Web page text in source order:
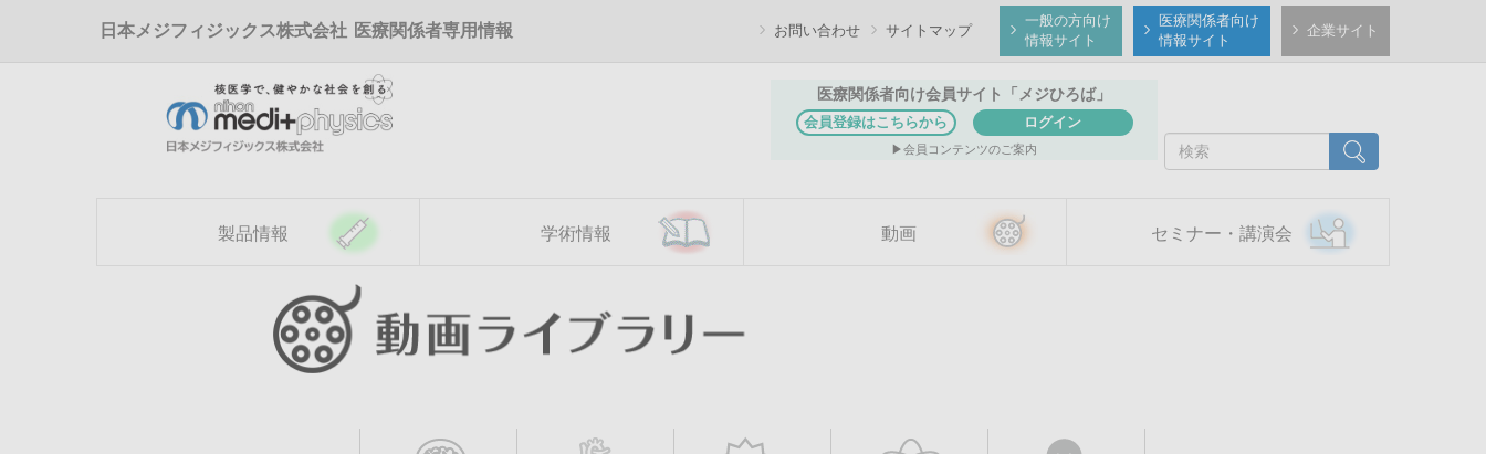
日本メジフィジックス株式会社 医療関係者専用情報 お問い合わせ サイトマップ
一般の方向け
情報サイト
医療関係者向け
情報サイト
企業サイト
医療関係者向け会員サイト 「メジひろば」
会員登録はこちらから ログイン
会員コンテンツのご案内
索
検索
製品情報 学術情報 動画 セミナー・講演会